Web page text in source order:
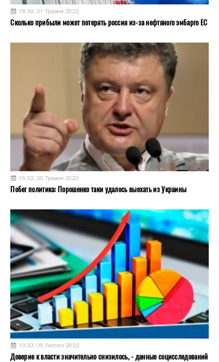
18:39, 31 Травня 2022
Сколько прибыли может потерять россия из-за нефтяного эмбарго ЕС
16:32, 30 Травня 2022
Побег политика: Порошенко таки удалось выехать из Украины
19:33, 05 Лютого 2022
Доверие к власти значительно снизилось, - данные социсследований